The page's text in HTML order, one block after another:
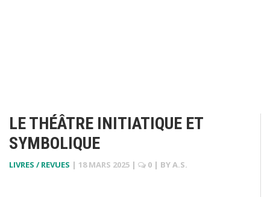
LE THÉÂTRE INITIATIQUE ET
SYMBOLIQUE
LIVRES / REVUES | 18 MARS 2025 | 0 | BYA.S.